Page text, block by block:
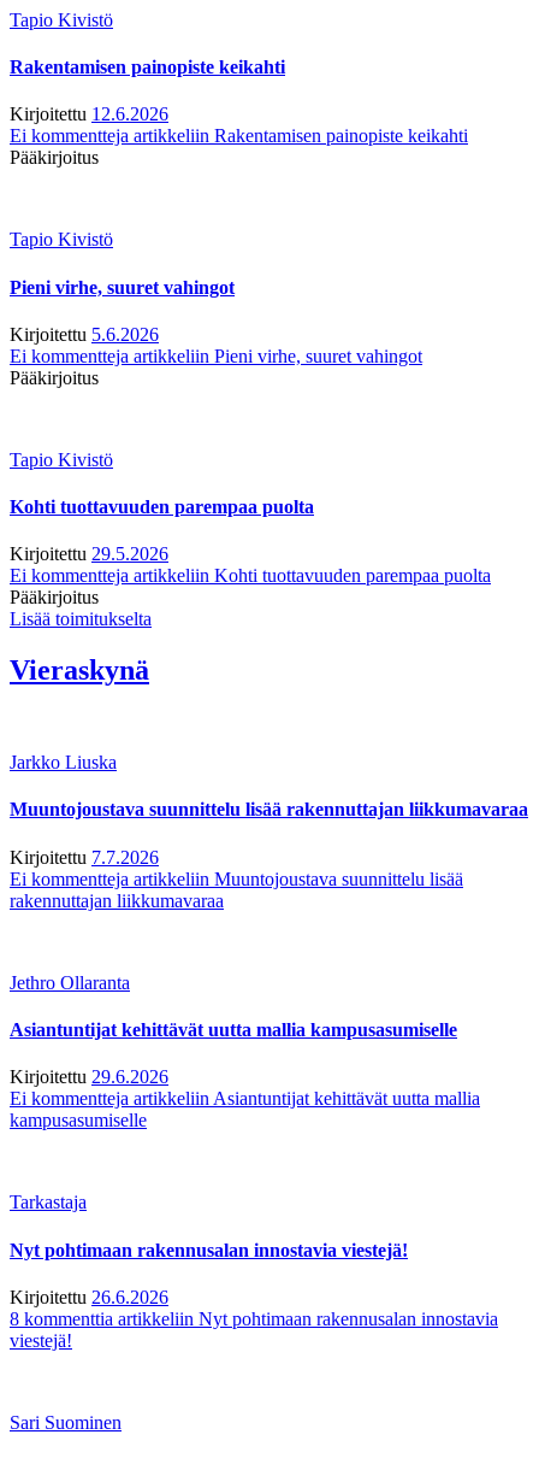
Tapio Kivistö
Rakentamisen painopiste keikahti
Kirjoitettu 12.6.2026
Ei kommentteja artikkeliin Rakentamisen painopiste keikahti
Pääkirjoitus
Tapio Kivistö
Pieni virhe, suuret vahingot
Kirjoitettu 5.6.2026
Ei kommentteja artikkeliin Pieni virhe, suuret vahingot
Pääkirjoitus
Tapio Kivistö
Kohti tuottavuuden parempaa puolta
Kirjoitettu 29.5.2026
Ei kommentteja artikkeliin Kohti tuottavuuden parempaa puolta
Pääkirjoitus
Lisää toimitukselta
Vieraskynä
Jarkko Liuska
Muuntojoustava suunnittelu lisää rakennuttajan liikkumavaraa
Kirjoitettu 7.7.2026
Ei kommentteja artikkeliin Muuntojoustava suunnittelu lisää
rakennuttajan liikkumavaraa
Jethro Ollaranta
Asiantuntijat kehittävät uutta mallia kampusasumiselle
Kirjoitettu 29.6.2026
Ei kommentteja artikkeliin Asiantuntijat kehittävät uutta mallia
kampusasumiselle
Tarkastaja
Nyt pohtimaan rakennusalan innostavia viestejä!
Kirjoitettu 26.6.2026
8 kommenttia artikkeliin Nyt pohtimaan rakennusalan innostavia
viestejä!
Sari Suominen